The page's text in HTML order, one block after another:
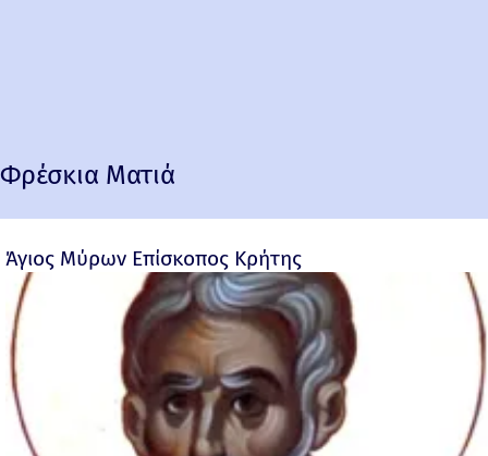
Φρέσκια Ματιά
Άγιος Μύρων Επίσκοπος Κρήτης